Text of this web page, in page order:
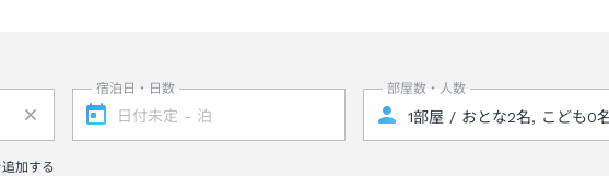
加する
宿泊日・日数 部屋数・人数